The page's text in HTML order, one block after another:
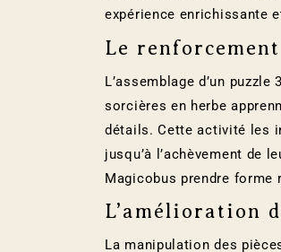
expérience enrichissante
Le
L’assemblage d’un
sorcières en herbe
détails. Cette activité les
jusqu’à l’achèvement de
Magicobus prendre
L’amélioration
La manipulation des